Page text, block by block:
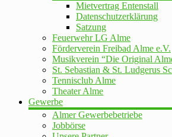
Mietvertrag Entenstall
Datenschutzerklärung
Satzung
Feuerwehr LG Alme
Förderverein Freibad Alme e.V.
Musikverein “Die Original
St. Sebastian & St. Ludgerus
Tennisclub Alme
Theater Alme
Gewerbe
Almer Gewerbebetriebe
Jobbörse